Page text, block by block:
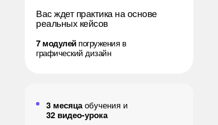
3 месяцаобучения и
32 видео-урока
Вас ждет практика на основе
реальных кейсов
7 модулей погружения в
графический дизайн